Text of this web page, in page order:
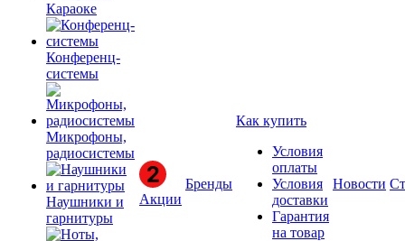
Караоке
Конференц-
системы
Микрофоны,
радиосистемы
Наушники и
гарнитуры
Акции
Бренды
Как купить
Условия
оплаты
Условия
доставки
Гарантия
на товар
Новости